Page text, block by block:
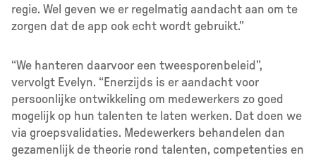
regie. Wel geven we er regelmatig aandacht aan om te
zorgen dat de app ook echt wordt gebruikt.”
“We hanteren daarvoor een tweesporenbeleid”,
vervolgt Evelyn. “Enerzijds is er aandacht voor
persoonlijke ontwikkeling om medewerkers zo goed
mogelijk op hun talenten te laten werken. Dat doen we
via groepsvalidaties. Medewerkers behandelen dan
gezamenlijk de theorie rond talenten, competenties en